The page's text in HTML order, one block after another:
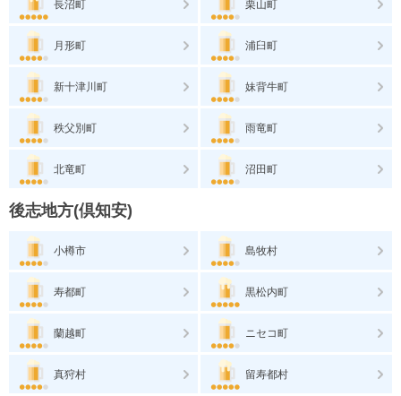
長沼町 栗山町
月形町 浦臼町
新十津川町 妹背牛町
秩父別町 雨竜町
北竜町 沼田町
後志地方(倶知安)
小樽市 島牧村
寿都町 黒松内町
蘭越町 ニセコ町
真狩村 留寿都村